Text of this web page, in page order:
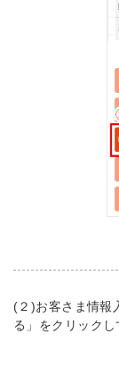
(２)お客さま情報
る」をクリックし